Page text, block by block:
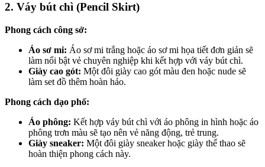
2. Váy bút chì (Pencil Skirt)
Phong cách công sở:
Áo sơ mi: Áo sơ mi trắng hoặc áo sơ mi họa tiết đơn giản sẽ
làm nổi bật vẻ chuyên nghiệp khi kết hợp với váy bút chì.
Giày cao gót: Một đôi giày cao gót màu đen hoặc nude sẽ
làm set đồ thêm hoàn hảo.
Phong cách dạo phố:
Áo phông: Kết hợp váy bút chì với áo phông in hình hoặc áo
phông trơn màu sẽ tạo nên vẻ năng động, trẻ trung.
Giày sneaker: Một đôi giày sneaker hoặc giày thể thao sẽ
hoàn thiện phong cách này.